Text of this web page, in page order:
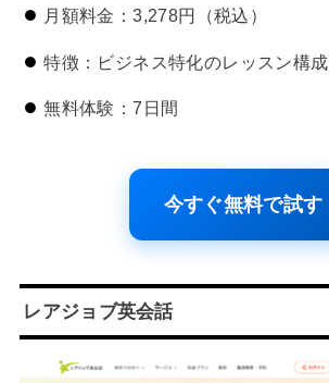
月額料金：3,278円（税込）
特徴：ビジネス特化のレッスン構成
無料体験：7日間
今すぐ無料で試す
レアジョブ英会話